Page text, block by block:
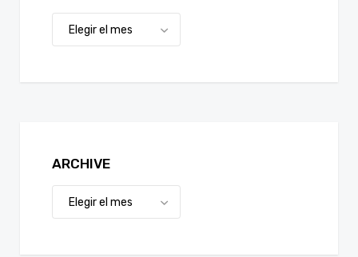
ARCHIVE